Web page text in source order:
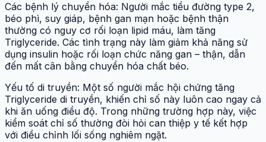
Các bệnh lý chuyển hóa: Người mắc tiểu đường type 2,
béo phì, suy giáp, bệnh gan mạn hoặc bệnh thận
thường có nguy cơ rối loạn lipid máu, làm tăng
Triglyceride. Các tình trạng này làm giảm khả năng sử
dụng insulin hoặc rối loạn chức năng gan – thận, dẫn
đến mất cân bằng chuyển hóa chất béo.
Yếu tố di truyền: Một số người mắc hội chứng tăng
Triglyceride di truyền, khiến chỉ số này luôn cao ngay cả
khi ăn uống điều độ. Trong những trường hợp này, việc
kiểm soát chỉ số thường đòi hỏi can thiệp y tế kết hợp
với điều chỉnh lối sống nghiêm ngặt.